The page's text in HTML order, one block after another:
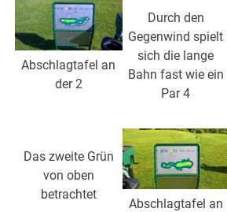
Abschlagtafel an
der 2
Durch den
Gegenwind spielt
sich die lange
Bahn fast wie ein
Par 4
Das zweite Grün
von oben
betrachtet
Abschlagtafel an